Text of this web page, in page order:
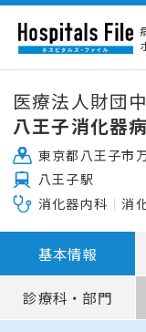
医療法人財団
八王子消化器
東京都八王子市
八王子駅
消化器内科
消
基本情報
診療科・部門